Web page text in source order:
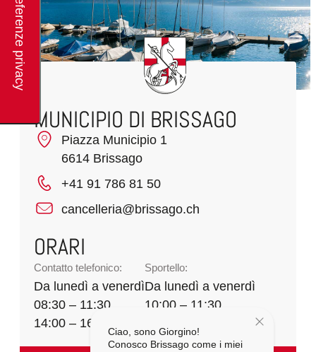
MUNICIPIO DI BRISSAGO
Piazza Municipio 1
6614 Brissago
+41 91 786 81 50
cancelleria@brissago.ch
ORARI
Contatto telefonico:
Da lunedì a venerdì
08:30 – 11:30
14:00 – 16:00
Sportello:
Da lunedì a venerdì
10:00 – 11:30
Ciao, sono Giorgino!
Conosco Brissago come i miei